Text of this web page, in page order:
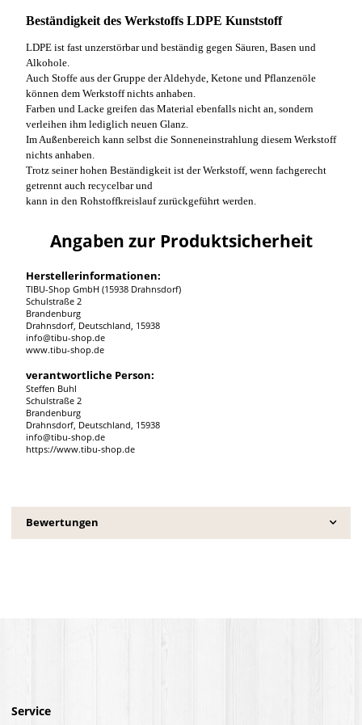
Beständigkeit des Werkstoffs LDPE Kunststoff
LDPE ist fast unzerstörbar und beständig gegen Säuren, Basen und
Alkohole.
Auch Stoffe aus der Gruppe der Aldehyde, Ketone und Pflanzenöle
können dem Werkstoff nichts anhaben.
Farben und Lacke greifen das Material ebenfalls nicht an, sondern
verleihen ihm lediglich neuen Glanz.
Im Außenbereich kann selbst die Sonneneinstrahlung diesem Werkstoff
nichts anhaben.
Trotz seiner hohen Beständigkeit ist der Werkstoff, wenn fachgerecht
getrennt auch recycelbar und
kann in den Rohstoffkreislauf zurückgeführt werden.
Angaben zur Produktsicherheit
Herstellerinformationen:
TIBU-Shop GmbH (15938 Drahnsdorf)
Schulstraße 2
Brandenburg
Drahnsdorf, Deutschland, 15938
info@tibu-shop.de
www.tibu-shop.de
verantwortliche Person:
Steffen Buhl
Schulstraße 2
Brandenburg
Drahnsdorf, Deutschland, 15938
info@tibu-shop.de
https://www.tibu-shop.de
Bewertungen
Service